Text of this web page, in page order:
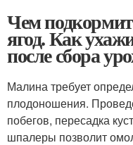
Чем
ягод. Как
после сбора
Малина требует
плодоношения.
побегов, пересадка
шпалеры позволит